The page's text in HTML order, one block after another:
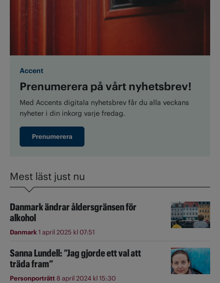
Accent
Prenumerera på vårt nyhetsbrev!
Med Accents digitala nyhetsbrev får du alla veckans
nyheter i din inkorg varje fredag.
Prenumerera
Mest läst just nu
Danmark ändrar åldersgränsen för
alkohol
Danmark1 april 2025 kl 07:51
Sanna Lundell: ”Jag gjorde ett val att
träda fram”
Personporträtt8 april 2024 kl 15:30